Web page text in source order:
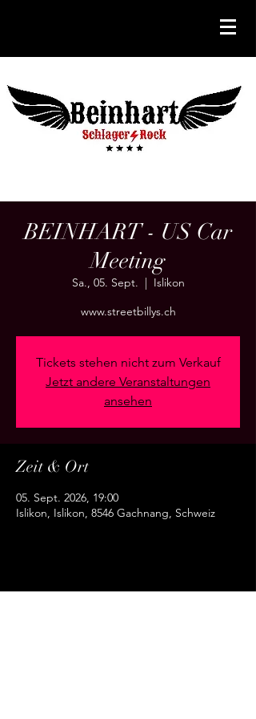
BEINHART - US Car
Meeting
Sa., 05. Sept.
  |
Islikon
www.streetbillys.ch
Tickets stehen nicht zum Verkauf
Jetzt andere Veranstaltungen
ansehen
Zeit & Ort
05. Sept. 2026, 19:00
Islikon, Islikon, 8546 Gachnang, Schweiz